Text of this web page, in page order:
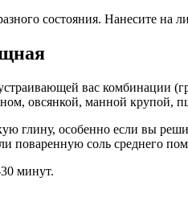
состояния. Нанесите на
вас комбинации
овсянкой, манной крупой,
глину, особенно если вы
поваренную соль среднего
минут.